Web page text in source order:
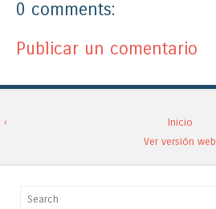
0 comments:
Publicar un comentario
‹
Inicio
Ver versión web
Search